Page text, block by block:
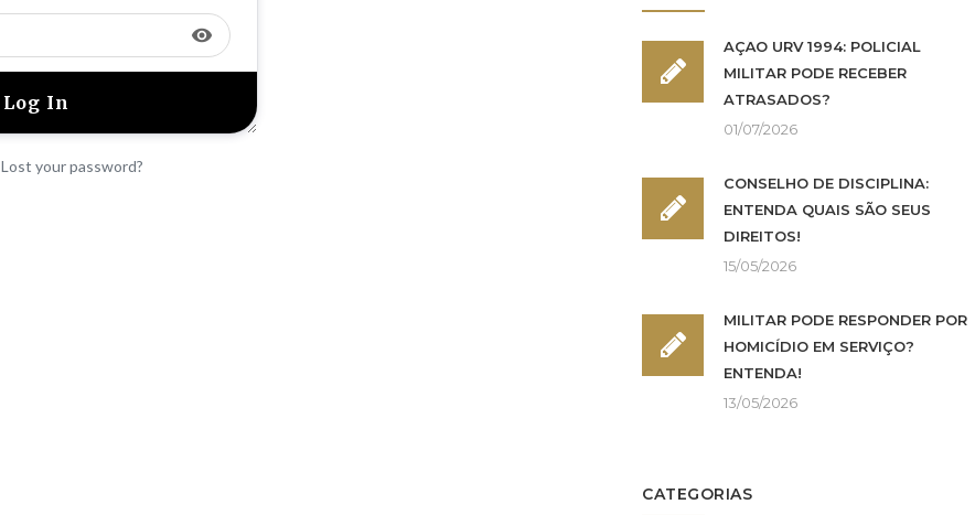
visibility
Lost your password?
AÇÃO URV 1994: POLICIAL
MILITAR PODE RECEBER
ATRASADOS?
01/07/2026
CONSELHO DE DISCIPLINA:
ENTENDA QUAIS SÃO SEUS
DIREITOS!
15/05/2026
MILITAR PODE RESPONDER POR
HOMICÍDIO EM SERVIÇO?
ENTENDA!
13/05/2026
CATEGORIAS